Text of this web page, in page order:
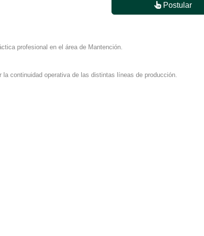
Postular
profesional en el área de Mantención.
continuidad operativa de las distintas líneas de producción.